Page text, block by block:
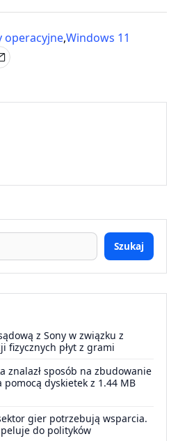
operacyjne,Windows 11
Szukaj
z Sony w związku z
fizycznych płyt z grami
znalazł sposób na zbudowanie
dyskietek z 1.44 MB
gier potrzebują wsparcia.
do polityków